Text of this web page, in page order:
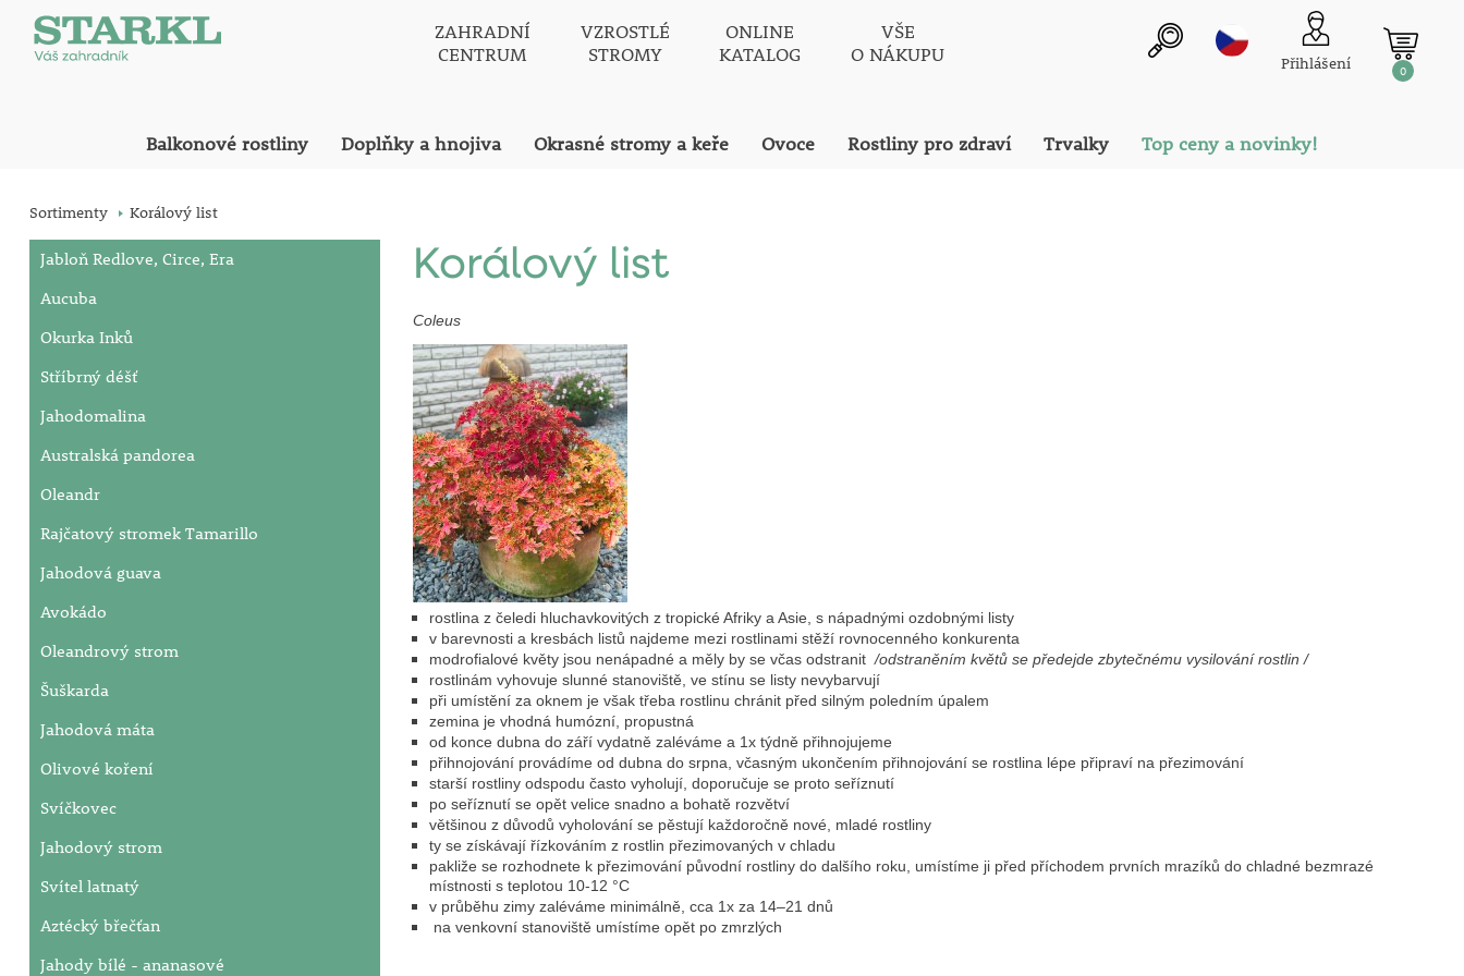
ZAHRADNÍ
CENTRUM
VZROSTLÉ
STROMY
ONLINE
KATALOG
VŠE
O NÁKUPU
Přihlášení 0
Balkonové rostliny Doplňky a hnojiva Okrasné stromy a keře Ovoce Rostliny pro zdraví Trvalky Top ceny a novinky!
Sortimenty Korálový list
Jabloň Redlove, Circe, Era
Aucuba
Okurka Inků
Stříbrný déšť
Jahodomalina
Australská pandorea
Oleandr
Rajčatový stromek Tamarillo
Jahodová guava
Avokádo
Oleandrový strom
Šuškarda
Jahodová máta
Olivové koření
Svíčkovec
Jahodový strom
Svítel latnatý
Aztécký břečťan
Jahody bílé - ananasové
Korálový list
Coleus
rostlina z čeledi hluchavkovitých z tropické Afriky a Asie, s nápadnými ozdobnými listy
v barevnosti a kresbách listů najdeme mezi rostlinami stěží rovnocenného konkurenta
modrofialové květy jsou nenápadné a měly by se včas odstranit/odstraněním květů se předejde zbytečnému vysilování rostlin /
rostlinám vyhovuje slunné stanoviště, ve stínu se listy nevybarvují
při umístění za oknem je však třeba rostlinu chránit před silným poledním úpalem
zemina je vhodná humózní, propustná
od konce dubna do září vydatně zaléváme a 1x týdně přihnojujeme
přihnojování provádíme od dubna do srpna, včasným ukončením přihnojování se rostlina lépe připraví na přezimování
starší rostliny odspodu často vyholují, doporučuje se proto seříznutí
po seříznutí se opět velice snadno a bohatě rozvětví
většinou z důvodů vyholování se pěstují každoročně nové, mladé rostliny
ty se získávají řízkováním z rostlin přezimovaných v chladu
pakliže se rozhodnete k přezimování původní rostliny do dalšího roku, umístíme ji před příchodem prvních mrazíků do chladné bezmrazé
místnosti s teplotou 10-12 °C
v průběhu zimy zaléváme minimálně, cca 1x za 14–21 dnů
na venkovní stanoviště umístíme opět po zmrzlých